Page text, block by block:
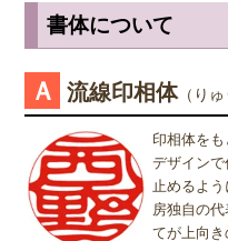
小さ目の10.5ミリが無難かも
すめです。
※実印・銀行印・認印の表記
ますが、銀行印をご注文され
も問題ありません。ご使用用
す。
が書いてあるのか読めるほう
出すならテンショ体、味わい
姓または名で、漢字1文字の
『書体』をお選び頂く際、漢
コ" どちらを選択すればよい
"ヨコ" どちらを選んで頂いて
はございませんので "たて" "
書体について
Ａ 流線印相体（りゅ
印相体を
デザイン
止めるよ
房独自の
てが上向